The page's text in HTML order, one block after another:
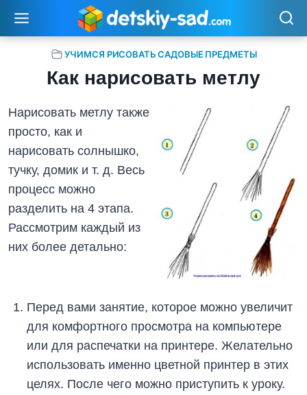
содержимомуУЧИМСЯ РИСОВАТЬ САДОВЫЕ ПРЕДМЕТЫ
Как нарисовать метлу
Нарисовать метлу также
просто, как и
нарисовать солнышко,
тучку, домик и т. д. Весь
процесс можно
разделить на 4 этапа.
Рассмотрим каждый из
них более детально:
Перед вами занятие, которое можно увеличит
для комфортного просмотра на компьютере
или для распечатки на принтере. Желательно
использовать именно цветной принтер в этих
целях. После чего можно приступить к уроку.